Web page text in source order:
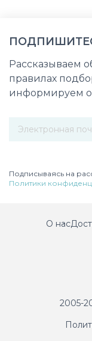
Рассказываем
правилах
информируем
Подписываясь на
Политики
О нас
2005-